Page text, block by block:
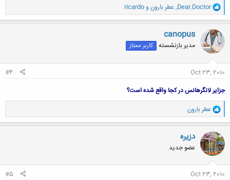
و
ا
ک
ن
ش
ه
ا
Dear.Doctor
,عطر بارون وricardo
canopus
مدیر بازنشسته کاربر ممتاز
Oct 23, 2010
#4
جزایر لانگرهانس در کجا واقع شده است؟
و
ا
ک
ن
ش
ه
ا
عطر بارون
دزيره
عضو جدید
Oct 23, 2010
#5